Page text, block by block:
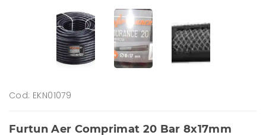
Cod: EKN01079
Furtun Aer Comprimat 20 Bar 8x17mm